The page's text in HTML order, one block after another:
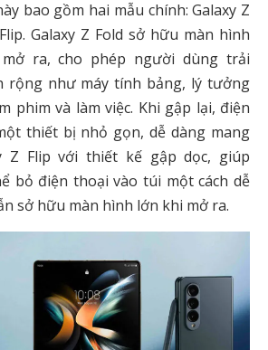
bao gồm hai mẫu chính: Galaxy Z
Galaxy Z Fold sở hữu màn hình
ra, cho phép người dùng trải
rộng như máy tính bảng, lý tưởng
phim và làm việc. Khi gập lại, điện
thiết bị nhỏ gọn, dễ dàng mang
Z Flip với thiết kế gập dọc, giúp
bỏ điện thoại vào túi một cách dễ
sở hữu màn hình lớn khi mở ra.